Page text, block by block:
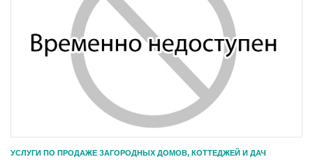
УСЛУГИ ПО ПРОДАЖЕ ЗАГОРОДНЫХ ДОМОВ, КОТТЕДЖЕЙ И ДАЧ